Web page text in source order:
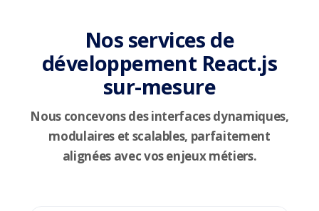
Nos services de
développement React.js
sur-mesure
Nous concevons des interfaces dynamiques,
modulaires et scalables, parfaitement
alignées avec vos enjeux métiers.